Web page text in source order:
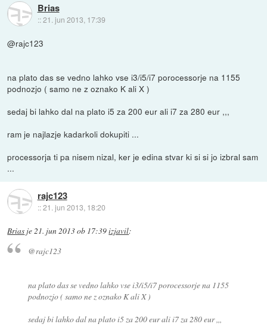
Brias
::21. jun 2013, 17:39
@rajc123
na plato das se vedno lahko vse i3/i5/i7 porocessorje na 1155
podnozjo ( samo ne z oznako K ali X )
sedaj bi lahko dal na plato i5 za 200 eur ali i7 za 280 eur ,,,
ram je najlazje kadarkoli dokupiti ...
processorja ti pa nisem nizal, ker je edina stvar ki si si jo izbral sam
...
rajc123
::21. jun 2013, 18:20
Brias je21. jun 2013 ob 17:39izjavil:
@rajc123
na plato das se vedno lahko vse i3/i5/i7 porocessorje na 1155
podnozjo ( samo ne z oznako K ali X )
sedaj bi lahko dal na plato i5 za 200 eur ali i7 za 280 eur ,,,